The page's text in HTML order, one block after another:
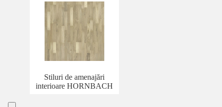
Stiluri de amenajări
interioare HORNBACH